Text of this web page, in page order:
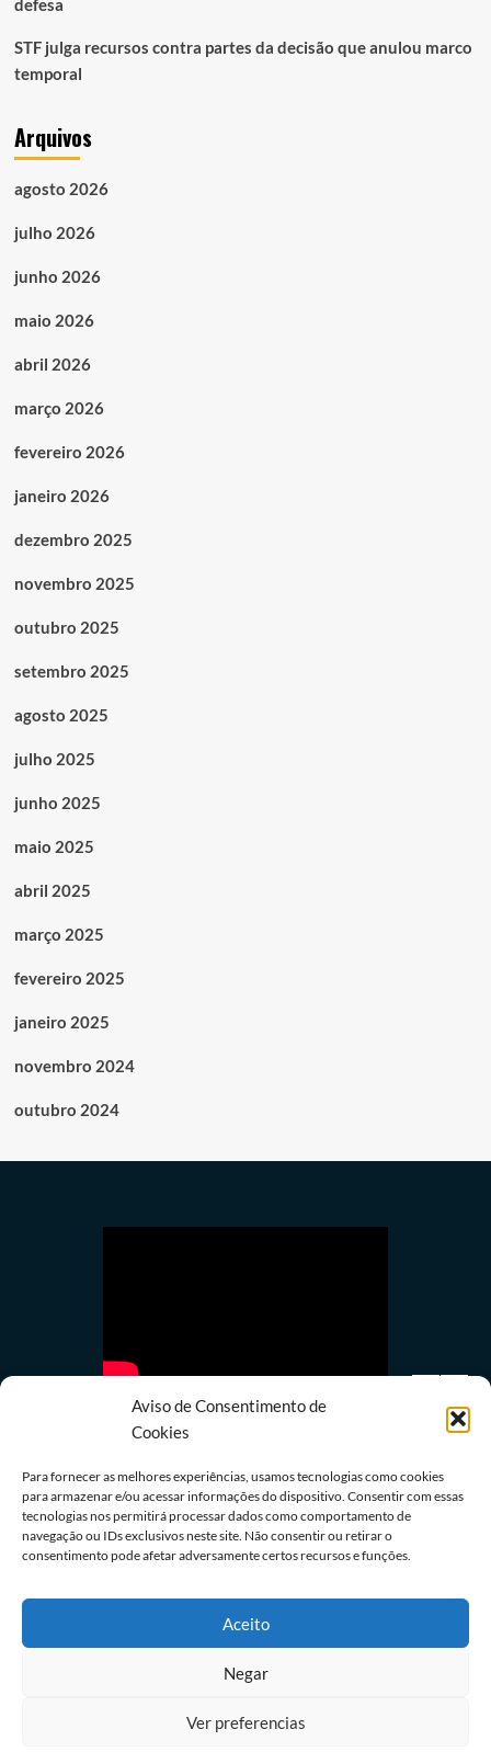
Aviso de Consentimento de
Cookies
Para fornecer as melhores experiências, usamos tecnologias como cookies
para armazenar e/ou acessar informações do dispositivo. Consentir com essas
tecnologias nos permitirá processar dados como comportamento de
navegação ou IDs exclusivos neste site. Não consentir ou retirar o
consentimento pode afetar adversamente certos recursos e funções.
Aceito
Negar
Ver preferencias
defesa
STF julga recursos contra partes da decisão que anulou marco
temporal
Arquivos
agosto 2026
julho 2026
junho 2026
maio 2026
abril 2026
março 2026
fevereiro 2026
janeiro 2026
dezembro 2025
novembro 2025
outubro 2025
setembro 2025
agosto 2025
julho 2025
junho 2025
maio 2025
abril 2025
março 2025
fevereiro 2025
janeiro 2025
novembro 2024
outubro 2024
Política
Lula quer mostrar a Trump números de queda do
desmatamento na Amazônia
Redação 08/08/2026